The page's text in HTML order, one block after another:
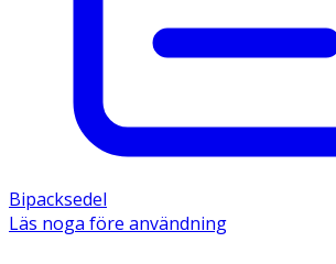
Bipacksedel
Läs noga före användning